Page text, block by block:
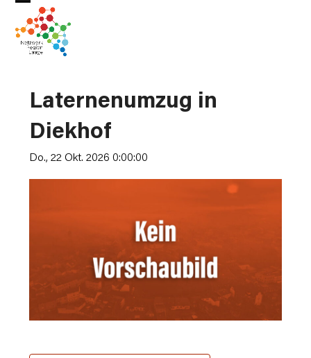
Skip
content
Open
mobile
menu
Close
mobile
menu
Laternenumzug in
Diekhof
Do., 22 Okt. 2026 0:00:00